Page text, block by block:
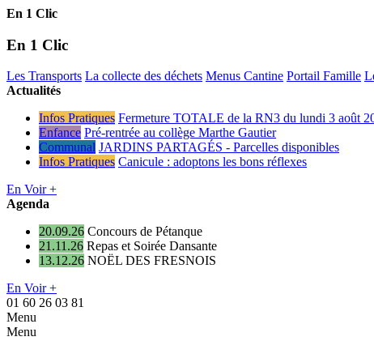
En 1 Clic
En 1 Clic
Les Transports La collecte des déchets Menus Cantine Portail Famille
Actualités
Infos Pratiques Fermeture TOTALE de la RN3 du lundi 3 août
Enfance Pré-rentrée au collège Marthe Gautier
Communal JARDINS PARTAGÉS - Parcelles disponibles
Infos Pratiques Canicule : adoptons les bons réflexes
En Voir +
Agenda
20.09.26 Concours de Pétanque
21.11.26 Repas et Soirée Dansante
13.12.26 NOËL DES FRESNOIS
En Voir +
01 60 26 03 81
Menu
Menu